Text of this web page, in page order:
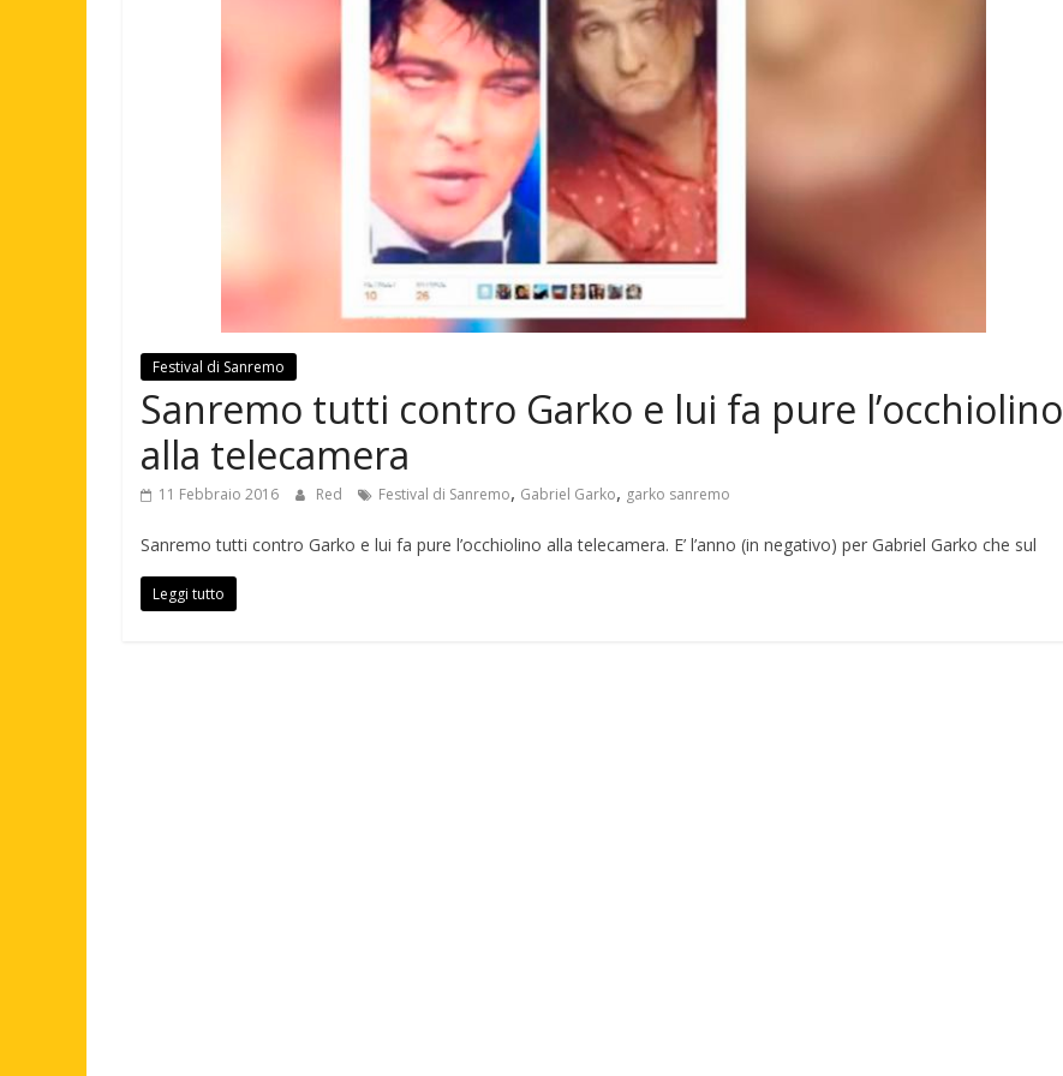
Festival di Sanremo
Sanremo tutti contro Garko e lui fa pure l’occhiolino
alla telecamera
11 Febbraio 2016 Red Festival di Sanremo, Gabriel Garko, garko sanremo
Sanremo tutti contro Garko e lui fa pure l’occhiolino alla telecamera. E’ l’anno (in negativo) per Gabriel Garko che sul
Leggi tutto